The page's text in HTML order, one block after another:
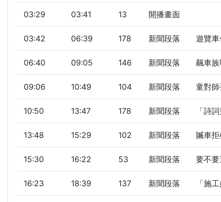
03:29 03:41 13 開播畫面
03:42 06:39 178 新聞段落 遊覽
06:40 09:05 146 新聞段落 飆車
09:06 10:49 104 新聞段落 童對
10:50 13:47 178 新聞段落 「詩
13:48 15:29 102 新聞段落 贓車
15:30 16:22 53 新聞段落 要不
16:23 18:39 137 新聞段落 「施